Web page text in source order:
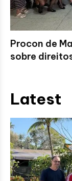
Procon de
sobre
Latest